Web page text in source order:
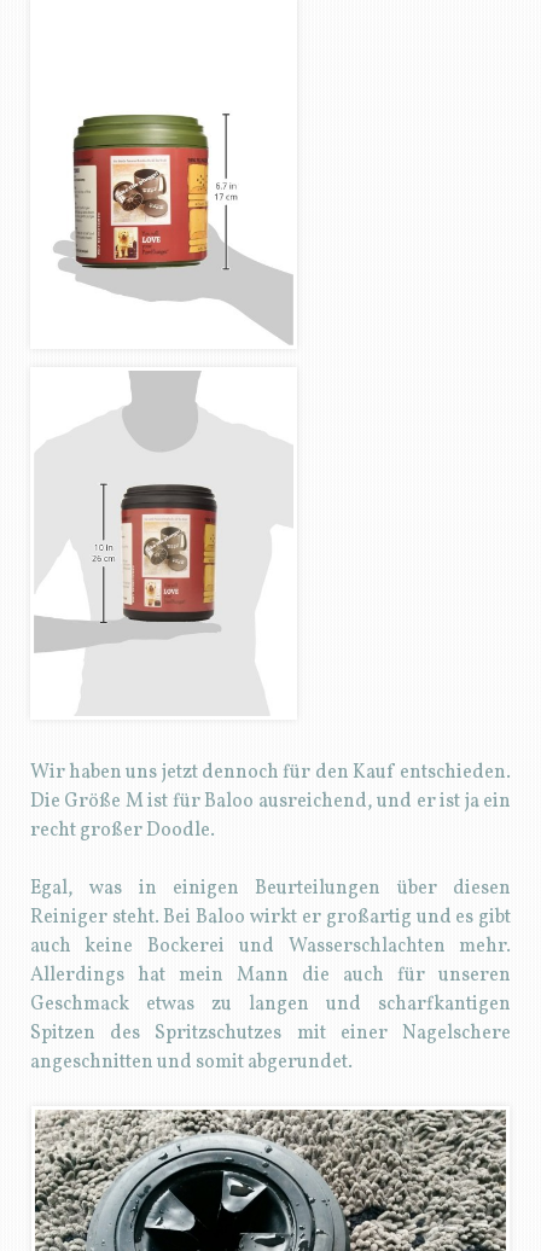
Wir haben uns jetzt dennoch für den Kauf entschieden.
Die Größe M ist für Baloo ausreichend, und er ist ja ein
recht großer Doodle.
Egal, was in einigen Beurteilungen über diesen
Reiniger steht. Bei Baloo wirkt er großartig und es gibt
auch keine Bockerei und Wasserschlachten mehr.
Allerdings hat mein Mann die auch für unseren
Geschmack etwas zu langen und scharfkantigen
Spitzen des Spritzschutzes mit einer Nagelschere
angeschnitten und somit abgerundet.